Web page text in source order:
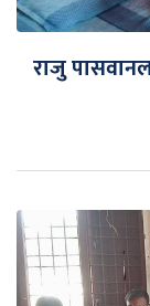
राजु